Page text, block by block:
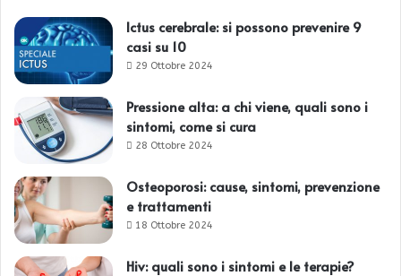
Ictus cerebrale: si possono prevenire 9
casi su 10
29 Ottobre 2024
Pressione alta: a chi viene, quali sono i
sintomi, come si cura
28 Ottobre 2024
Osteoporosi: cause, sintomi, prevenzione
e trattamenti
18 Ottobre 2024
Hiv: quali sono i sintomi e le terapie?